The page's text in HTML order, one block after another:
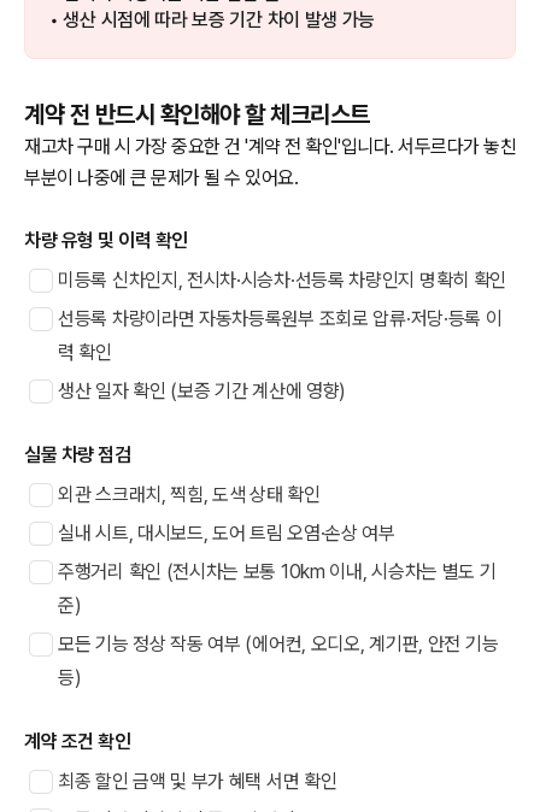
• 생산 시점에 따라 보증 기간 차이 발생 가능
계약 전 반드시 확인해야 할 체크리스트
재고차 구매 시 가장 중요한 건 '계약 전 확인'입니다. 서두르다가 놓친
부분이 나중에 큰 문제가 될 수 있어요.
차량 유형 및 이력 확인
미등록 신차인지, 전시차·시승차·선등록 차량인지 명확히 확인
선등록 차량이라면 자동차등록원부 조회로 압류·저당·등록 이
력 확인
생산 일자 확인 (보증 기간 계산에 영향)
실물 차량 점검
외관 스크래치, 찍힘, 도색 상태 확인
실내 시트, 대시보드, 도어 트림 오염·손상 여부
주행거리 확인 (전시차는 보통 10km 이내, 시승차는 별도 기
준)
모든 기능 정상 작동 여부 (에어컨, 오디오, 계기판, 안전 기능
등)
계약 조건 확인
최종 할인 금액 및 부가 혜택 서면 확인